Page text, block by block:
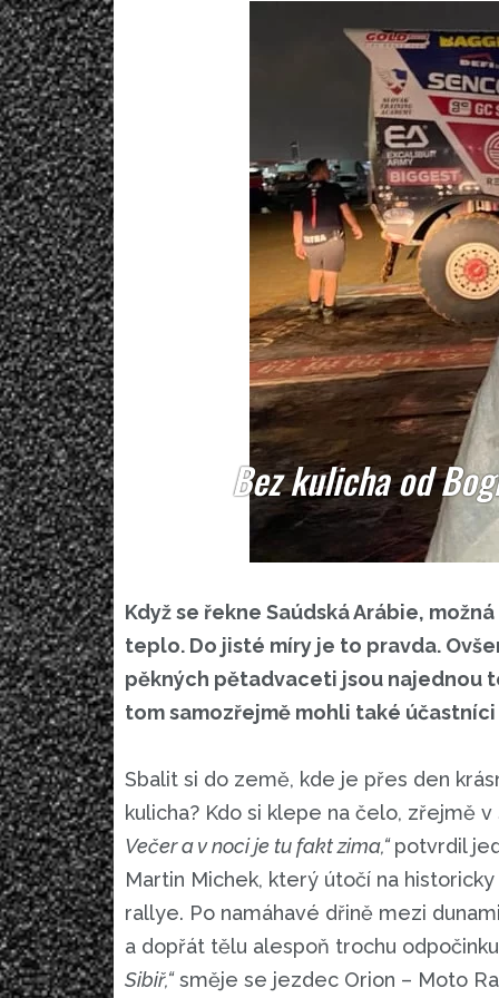
Bez kulicha od
Když se řekne Saúdská Arábie,
teplo. Do jisté míry je to pravda.
pěkných pětadvaceti jsou najednou
tom samozřejmě mohli také
Sbalit si do země, kde je přes den
kulicha? Kdo si klepe na čelo, zřejmě
Večer a v noci je tu fakt zima,“potvrdil
Martin Michek, který útočí na
rallye. Po namáhavé dřině mezi
a dopřát tělu alespoň trochu
Sibiř,“směje se jezdec Orion – Moto